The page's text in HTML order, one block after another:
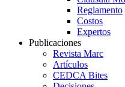
Reglamento
Costos
Expertos
Publicaciones
Revista Marc
Artículos
CEDCA Bites